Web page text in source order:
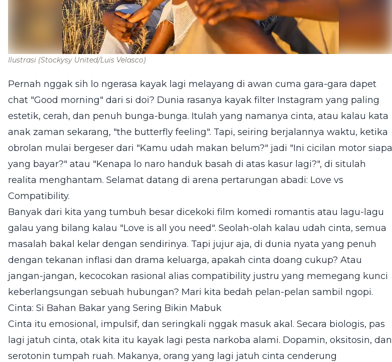
Ilustrasi (Stockysy United/Luis Velasco)
Pernah nggak sih lo ngerasa kayak lagi melayang di awan cuma gara-gara dapet
chat "Good morning" dari si doi? Dunia rasanya kayak filter Instagram yang paling
estetik, cerah, dan penuh bunga-bunga. Itulah yang namanya cinta, atau kalau kata
anak zaman sekarang, "the butterfly feeling". Tapi, seiring berjalannya waktu, ketika
obrolan mulai bergeser dari "Kamu udah makan belum?" jadi "Ini cicilan motor siapa
yang bayar?" atau "Kenapa lo naro handuk basah di atas kasur lagi?", di situlah
realita menghantam. Selamat datang di arena pertarungan abadi: Love vs
Compatibility.
Banyak dari kita yang tumbuh besar dicekoki film komedi romantis atau lagu-lagu
galau yang bilang kalau "Love is all you need". Seolah-olah kalau udah cinta, semua
masalah bakal kelar dengan sendirinya. Tapi jujur aja, di dunia nyata yang penuh
dengan tekanan inflasi dan drama keluarga, apakah cinta doang cukup? Atau
jangan-jangan, kecocokan rasional alias compatibility justru yang memegang kunci
keberlangsungan sebuah hubungan? Mari kita bedah pelan-pelan sambil ngopi.
Cinta: Si Bahan Bakar yang Sering Bikin Mabuk
Cinta itu emosional, impulsif, dan seringkali nggak masuk akal. Secara biologis, pas
lagi jatuh cinta, otak kita itu kayak lagi pesta narkoba alami. Dopamin, oksitosin, dan
serotonin tumpah ruah. Makanya, orang yang lagi jatuh cinta cenderung